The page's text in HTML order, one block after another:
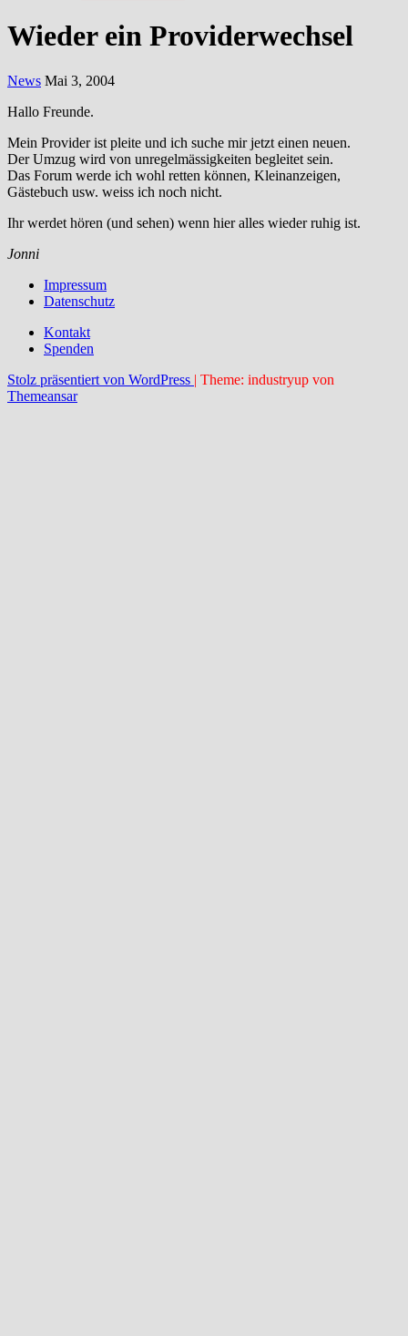
Wieder ein Providerwechsel
News Mai 3, 2004
Hallo Freunde.
Mein Provider ist pleite und ich suche mir jetzt einen neuen.
Der Umzug wird von unregelmässigkeiten begleitet sein.
Das Forum werde ich wohl retten können, Kleinanzeigen,
Gästebuch usw. weiss ich noch nicht.
Ihr werdet hören (und sehen) wenn hier alles wieder ruhig ist.
Jonni
Impressum
Datenschutz
Kontakt
Spenden
Stolz präsentiert von WordPress | Theme: industryup von
Themeansar